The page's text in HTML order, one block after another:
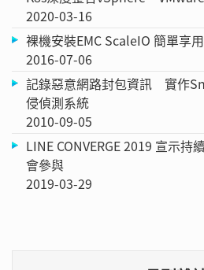
2020-03-16
裸機安裝EMC ScaleIO 簡單享
2016-07-06
記錄惡意網路封包資訊 實作
侵偵測系統
2010-09-05
LINE CONVERGE 2019 宣示持
會參與
2019-03-29